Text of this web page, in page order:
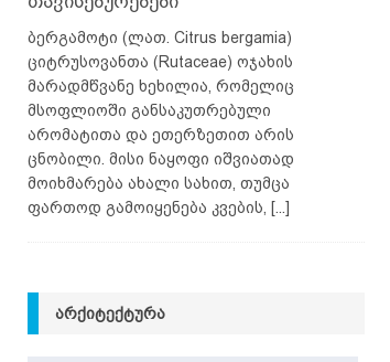
ბერგამოტი (ლათ. Citrus bergamia)
ციტრუსოვანთა (Rutaceae) ოჯახის
მარადმწვანე ხეხილია, რომელიც
მსოფლიოში განსაკუთრებული
არომატითა და ეთერზეთით არის
ცნობილი. მისი ნაყოფი იშვიათად
მოიხმარება ახალი სახით, თუმცა
ფართოდ გამოიყენება კვების,
[...]
ᲐᲠᲥᲘᲢᲔᲥᲢᲣᲠᲐ